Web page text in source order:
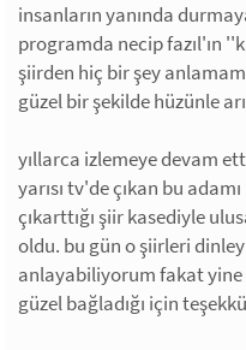
insanların yanında
programda necip fazıl'ın
şiirden hiç bir şey
güzel bir şekilde hüzünle
yıllarca izlemeye devam
yarısı tv'de çıkan bu
çıkarttığı şiir kasediyle
oldu. bu gün o şiirleri
anlayabiliyorum fakat yine
güzel bağladığı için